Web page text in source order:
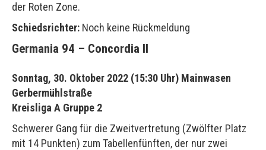
der Roten Zone.
Schiedsrichter: Noch keine Rückmeldung
Germania 94 – Concordia II
Sonntag, 30. Oktober 2022 (15:30 Uhr) Mainwasen
Gerbermühlstraße
Kreisliga A Gruppe 2
Schwerer Gang für die Zweitvertretung (Zwölfter Platz
mit 14 Punkten) zum Tabellenfünften, der nur zwei